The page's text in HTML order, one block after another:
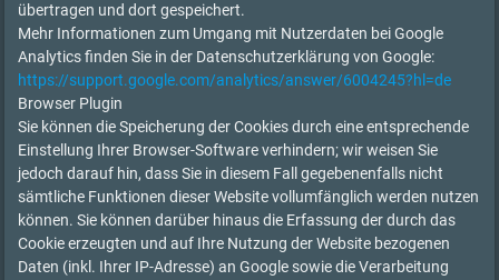
übertragen und dort gespeichert.
Mehr Informationen zum Umgang mit Nutzerdaten bei Google
Analytics finden Sie in der Datenschutzerklärung von Google:
https://support.google.com/analytics/answer/6004245?hl=de
Browser Plugin
Sie können die Speicherung der Cookies durch eine entsprechende
Einstellung Ihrer Browser-Software verhindern; wir weisen Sie
jedoch darauf hin, dass Sie in diesem Fall gegebenenfalls nicht
sämtliche Funktionen dieser Website vollumfänglich werden nutzen
können. Sie können darüber hinaus die Erfassung der durch das
Cookie erzeugten und auf Ihre Nutzung der Website bezogenen
Daten (inkl. Ihrer IP-Adresse) an Google sowie die Verarbeitung